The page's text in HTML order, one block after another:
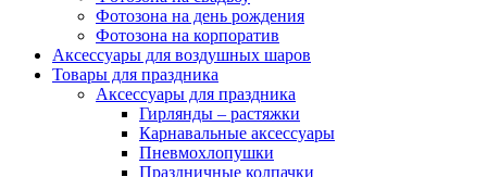
Фотозона на день рождения
Фотозона на корпоратив
Аксессуары для воздушных шаров
Товары для праздника
Аксессуары для праздника
Гирлянды – растяжки
Карнавальные аксессуары
Пневмохлопушки
Праздничные колпачки